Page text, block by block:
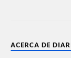
ACERCA DE